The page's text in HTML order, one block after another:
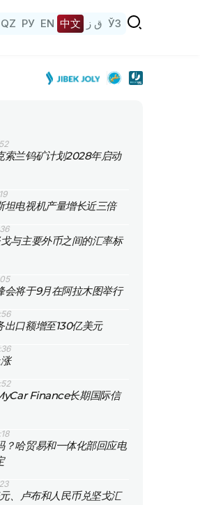
QZ РУ EN 中文 ق ز ЎЗ
索兰钨矿计划2028年启动
坦电视机产量增长近三倍
与主要外币之间的汇率标
会将于9月在阿拉木图举行
出口额增至130亿美元
Finance长期国际信
？哈贸易和一体化部回应电
、卢布和人民币兑坚戈汇